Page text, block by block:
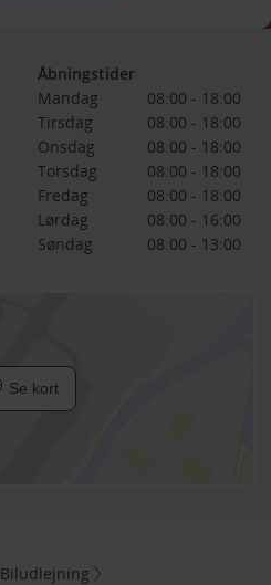
Åbningstider
Mandag
08:00 - 18:00
Tirsdag
08:00 - 18:00
Onsdag
08:00 - 18:00
Torsdag
08:00 - 18:00
Fredag
08:00 - 18:00
Lørdag
08:00 - 16:00
Søndag
08:00 - 13:00
Se kort
Biludlejning